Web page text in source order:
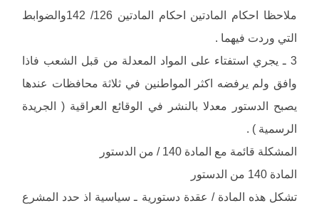
ملاحظا احكام المادتين احكام المادتين 126/ 142والضوابط
التي وردت فيهما .
3 ـ يجري استفتاء على المواد المعدلة من قبل الشعب فاذا
وافق ولم يرفضه اكثر المواطنين في ثلاثة محافظات عندها
يصبح الدستور معدلا بالنشر في الوقائع العراقية ( الجريدة
الرسمية ) .
المشكلة قائمة مع المادة 140 / من الدستور
المادة 140 من الدستور
تشكل هذه المادة / عقدة دستورية ـ سياسية اذ حدد المشرع